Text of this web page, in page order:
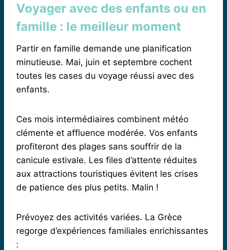
Voyager avec des enfants ou en
famille : le meilleur moment
Partir en famille demande une planification
minutieuse. Mai, juin et septembre cochent
toutes les cases du voyage réussi avec des
enfants.
Ces mois intermédiaires combinent météo
clémente et affluence modérée. Vos enfants
profiteront des plages sans souffrir de la
canicule estivale. Les files d’attente réduites
aux attractions touristiques évitent les crises
de patience des plus petits. Malin !
Prévoyez des activités variées. La Grèce
regorge d’expériences familiales enrichissantes
: